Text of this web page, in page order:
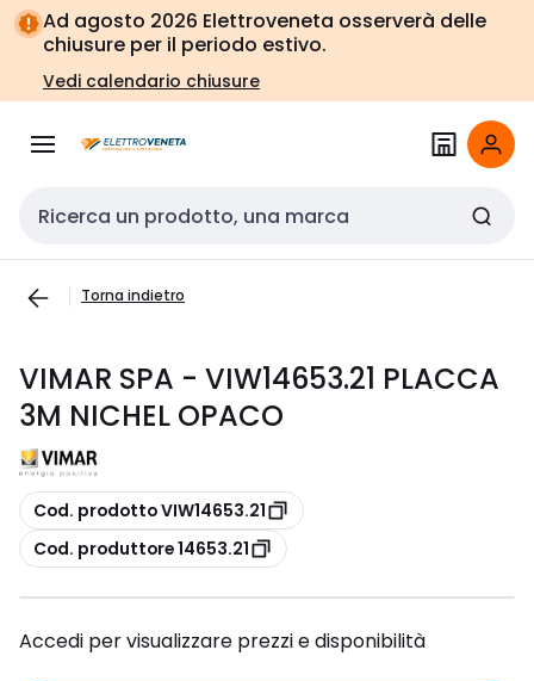
Vai alla
navigazione
Vai
alla
pagina
Ad agosto 2026 Elettroveneta osserverà delle
chiusure per il periodo estivo.
Vedi calendario chiusure
Cerca input
Torna indietro
VIMAR SPA - VIW14653.21 PLACCA
3M NICHEL OPACO
copia
Cod. prodotto VIW14653.21
copia
Cod. produttore 14653.21
Accedi per visualizzare prezzi e disponibilità